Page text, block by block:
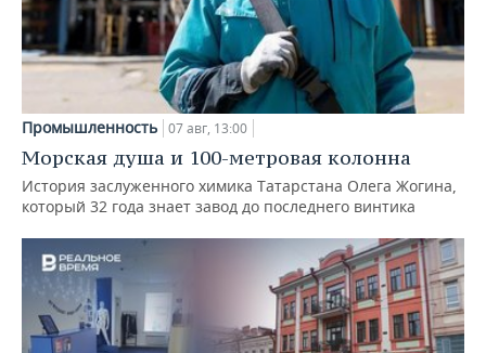
Промышленность 07 авг, 13:00
Морская душа и 100-метровая колонна
История заслуженного химика Татарстана Олега Жогина,
который 32 года знает завод до последнего винтика